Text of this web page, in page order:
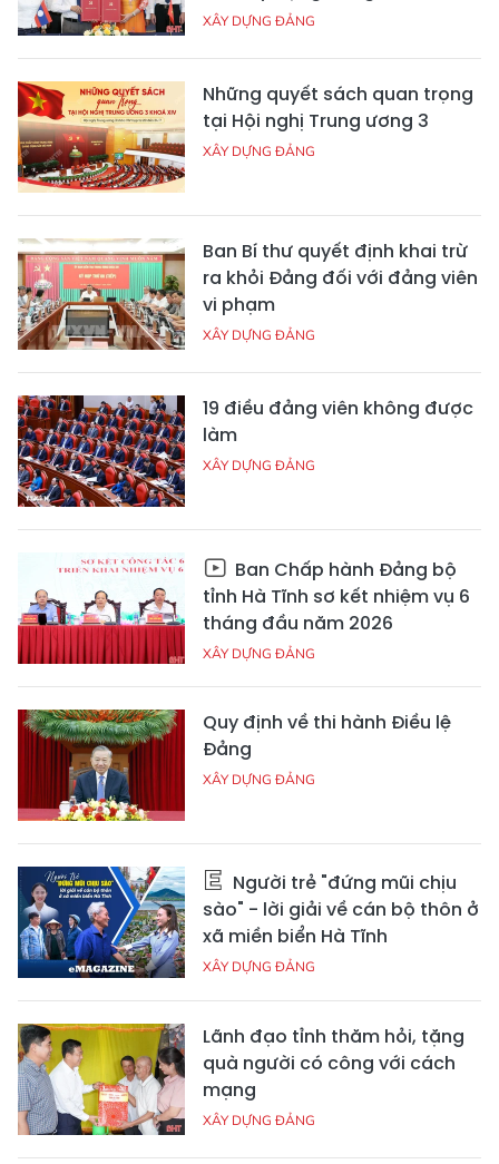
XÂY DỰNG ĐẢNG
Những quyết sách quan trọng
tại Hội nghị Trung ương 3
XÂY DỰNG ĐẢNG
Ban Bí thư quyết định khai trừ
ra khỏi Đảng đối với đảng viên
vi phạm
XÂY DỰNG ĐẢNG
19 điều đảng viên không được
làm
XÂY DỰNG ĐẢNG
Ban Chấp hành Đảng bộ
tỉnh Hà Tĩnh sơ kết nhiệm vụ 6
tháng đầu năm 2026
XÂY DỰNG ĐẢNG
Quy định về thi hành Điều lệ
Đảng
XÂY DỰNG ĐẢNG
Người trẻ "đứng mũi chịu
sào" - lời giải về cán bộ thôn ở
xã miền biển Hà Tĩnh
XÂY DỰNG ĐẢNG
Lãnh đạo tỉnh thăm hỏi, tặng
quà người có công với cách
mạng
XÂY DỰNG ĐẢNG